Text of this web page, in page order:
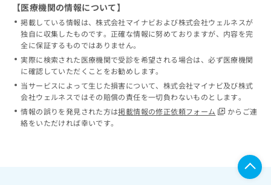
【医療機関の情報について】
掲載している情報は、株式会社マイナビおよび株式会社ウェルネスが
独自に収集したものです。正確な情報に努めておりますが、内容を完
全に保証するものではありません。
実際に検索された医療機関で受診を希望される場合は、必ず医療機関
に確認していただくことをお勧めします。
当サービスによって生じた損害について、株式会社マイナビ及び株式
会社ウェルネスではその賠償の責任を一切負わないものとします。
情報の誤りを発見された方は掲載情報の修正依頼フォーム
からご連
絡をいただければ幸いです。